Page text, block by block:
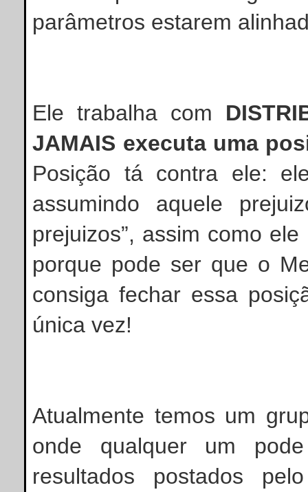
parâmetros estarem
Ele trabalha com
JAMAIS executa uma
Posição tá contra ele:
assumindo aquele
prejuizos”, assim como
porque pode ser que o
consiga fechar essa
única vez!
Atualmente temos um
onde qualquer um
resultados postados